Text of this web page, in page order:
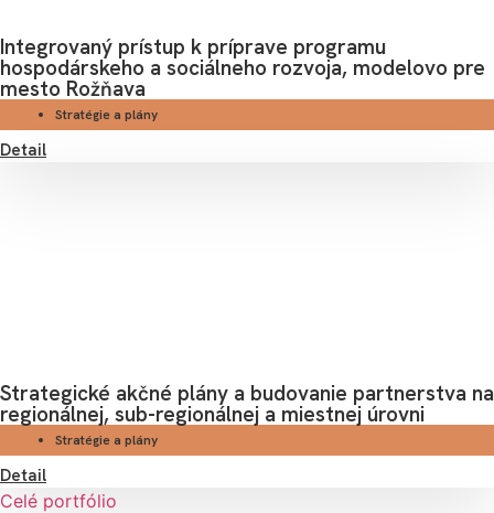
Integrovaný prístup k príprave programu
hospodárskeho a sociálneho rozvoja, modelovo pre
mesto Rožňava
Stratégie a plány
Detail
Strategické akčné plány a budovanie partnerstva na
regionálnej, sub-regionálnej a miestnej úrovni
Stratégie a plány
Detail
Celé portfólio